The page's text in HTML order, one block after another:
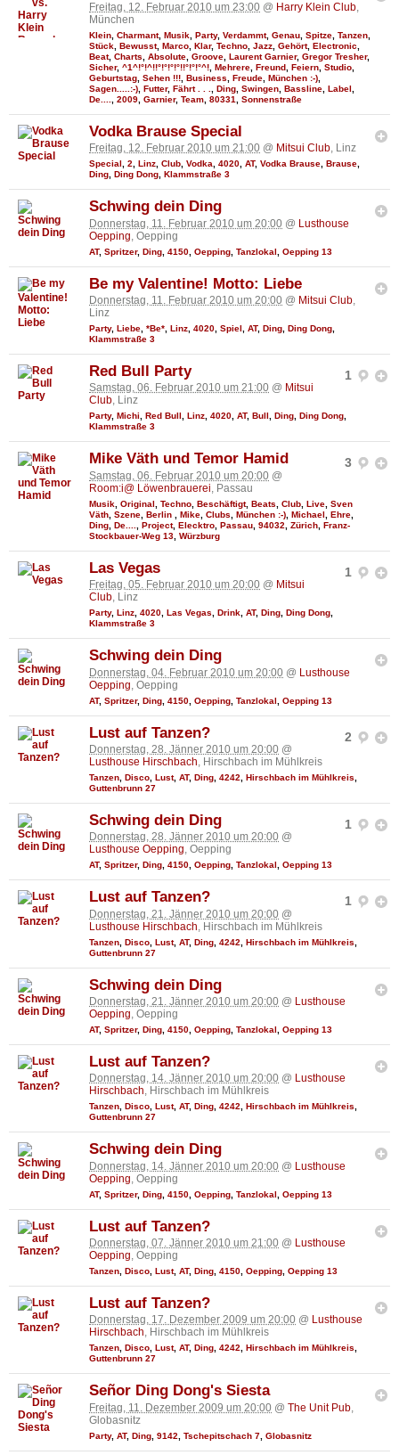
Freitag, 12. Februar 2010 um 23:00 @ Harry Klein Club,
München
Klein Charmant, Musik Party, Verdammt, Genau Spitze Tanzen
Stück Bewusst, Marco Klar, Techno Jazz Gehört, Electronic
Beat, Charts Absolute Groove Laurent Garnier, Gregor Tresher,
Sicher, ^1^!°!^!!°!°!°!°!!°!°!°^! Mehrere Freund Feiern Studio
Geburtstag Sehen !!! Business Freude München :-)
Sagen.....:-) Futter, Fährt . . . Ding Swingen Bassline Label
De....
2009 Garnier, Team 80331 Sonnenstraße
Vodka Brause Special
Freitag, 12. Februar 2010 um 21:00 @ Mitsui Club, Linz
Special , 2, Linz, Club, Vodka, 4020, AT, Vodka Brause, Brause,
Ding, Ding Dong, Klammstraße 3
Schwing dein Ding
Donnerstag, 11. Februar 2010 um 20:00 @ Lusthouse
Oepping , Oepping
AT, Spritzer, Ding 4150 Oepping Tanzlokal Oepping 13
Be my Valentine! Motto: Liebe
Donnerstag, 11. Februar 2010 um 20:00 @ Mitsui Club,
Linz
Party, Liebe *Be* Linz 4020 Spiel AT, Ding Ding Dong
Klammstraße 3
1
Red Bull Party
Samstag, 06. Februar 2010 um 21:00 @ Mitsui
Club, Linz
Party, Michi, Red Bull , Linz, 4020, AT, Bull , Ding, Ding Dong,
Klammstraße 3
3
Mike Väth und Temor Hamid
Samstag, 06. Februar 2010 um 20:00 @
Room:i@ Löwenbrauerei, Passau
Musik Original Techno Beschäftigt, Beats Club Live Sven
Väth Szene Berlin Mike Clubs München :-) Michael Ehre
Ding De.... Project, Elecktro Passau 94032 Zürich Franz-
Stockbauer-Weg 13 Würzburg
1
Las Vegas
Freitag, 05. Februar 2010 um 20:00 @ Mitsui
Club, Linz
Party, Linz 4020 Las Vegas Drink AT, Ding Ding Dong
Klammstraße 3
Schwing dein Ding
Donnerstag, 04. Februar 2010 um 20:00 @ Lusthouse
Oepping , Oepping
AT, Spritzer, Ding 4150 Oepping Tanzlokal Oepping 13
2
Lust auf Tanzen?
Donnerstag, 28. Jänner 2010 um 20:00 @
Lusthouse Hirschbach, Hirschbach im Mühlkreis
Tanzen Disco Lust, AT, Ding 4242 Hirschbach im Mühlkreis
Guttenbrunn 27
1
Schwing dein Ding
Donnerstag, 28. Jänner 2010 um 20:00 @
Lusthouse Oepping, Oepping
AT, Spritzer, Ding, 4150, Oepping, Tanzlokal, Oepping 13
1
Lust auf Tanzen?
Donnerstag, 21. Jänner 2010 um 20:00 @
Lusthouse Hirschbach , Hirschbach im Mühlkreis
Tanzen Disco Lust, AT, Ding 4242 Hirschbach im Mühlkreis
Guttenbrunn 27
Schwing dein Ding
Donnerstag, 21. Jänner 2010 um 20:00 @ Lusthouse
Oepping, Oepping
AT, Spritzer, Ding 4150 Oepping Tanzlokal Oepping 13
Lust auf Tanzen?
Donnerstag, 14. Jänner 2010 um 20:00 @ Lusthouse
Hirschbach, Hirschbach im Mühlkreis
Tanzen, Disco, Lust, AT, Ding, 4242, Hirschbach im Mühlkreis,
Guttenbrunn 27
Schwing dein Ding
Donnerstag, 14. Jänner 2010 um 20:00 @ Lusthouse
Oepping , Oepping
AT, Spritzer, Ding 4150 Oepping Tanzlokal Oepping 13
Lust auf Tanzen?
Donnerstag, 07. Jänner 2010 um 21:00 @ Lusthouse
Oepping, Oepping
Tanzen Disco Lust, AT, Ding 4150 Oepping Oepping 13
Lust auf Tanzen?
Donnerstag, 17. Dezember 2009 um 20:00 @ Lusthouse
Hirschbach, Hirschbach im Mühlkreis
Tanzen, Disco, Lust, AT, Ding, 4242, Hirschbach im Mühlkreis,
Guttenbrunn 27
Señor Ding Dong's Siesta
Freitag, 11. Dezember 2009 um 20:00 @ The Unit Pub
Globasnitz
Party, AT, Ding 9142 Tschepitschach 7 Globasnitz